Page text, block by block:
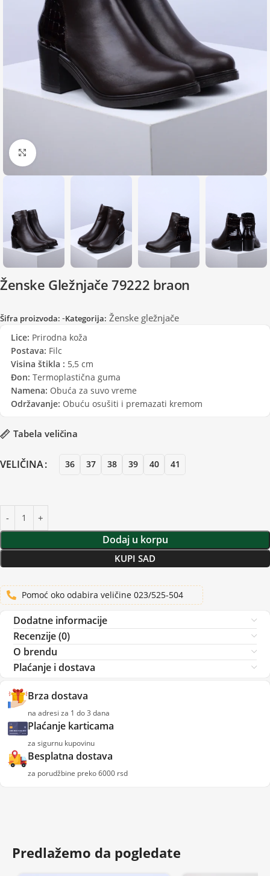
Zumiraj sliku
Ženske Gležnjače 79222 braon
Šifra proizvoda: -Kategorija: Ženske gležnjače
Lice: Prirodna koža
Postava: Filc
Visina štikla : 5,5 cm
Đon: Termoplastična guma
Namena: Obuća za suvo vreme
Održavanje: Obuću osušiti i premazati kremom
Tabela veličina
VELIČINA 36 37 38 39 40 41
Dodaj u korpu
KUPI SAD
Pomoć oko odabira veličine 023/525-504
Dodatne informacije
Recenzije (0)
O brendu
Plaćanje i dostava
Brza dostava
na adresi za 1 do 3 dana
Plaćanje karticama
za sigurnu kupovinu
Besplatna dostava
za porudžbine preko 6000 rsd
Predlažemo da pogledate